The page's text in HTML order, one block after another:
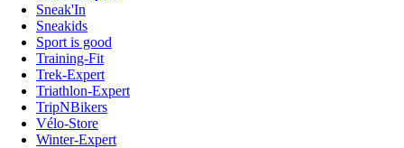
Sneak'In
Sneakids
Sport is good
Training-Fit
Trek-Expert
Triathlon-Expert
TripNBikers
Vélo-Store
Winter-Expert